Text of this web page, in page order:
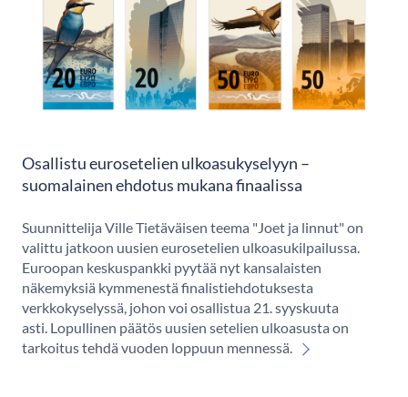
Osallistu eurosetelien ulkoasukyselyyn –
suomalainen ehdotus mukana finaalissa
Suunnittelija Ville Tietäväisen teema "Joet ja linnut" on
valittu jatkoon uusien eurosetelien ulkoasukilpailussa.
Euroopan keskuspankki pyytää nyt kansalaisten
näkemyksiä kymmenestä finalistiehdotuksesta
verkkokyselyssä, johon voi osallistua 21. syyskuuta
asti. Lopullinen päätös uusien setelien ulkoasusta on
tarkoitus tehdä vuoden loppuun mennessä.